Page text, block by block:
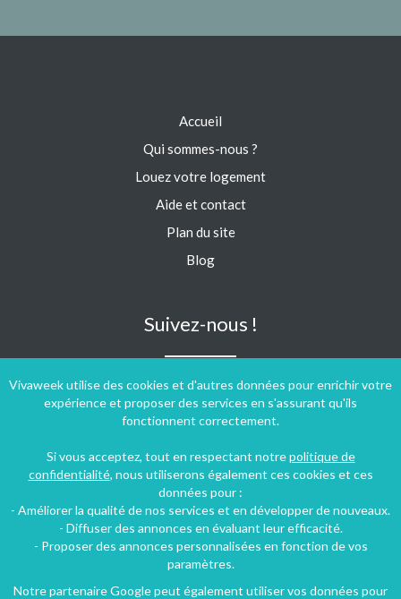
Vivaweek utilise des cookies et d'autres données pour enrichir votre
expérience et proposer des services en s'assurant qu'ils
fonctionnent correctement.
Si vous acceptez, tout en respectant notrepolitique de
confidentialité, nous utiliserons également ces cookies et ces
données pour :
- Améliorer la qualité de nos services et en développer de nouveaux.
- Diffuser des annonces en évaluant leur efficacité.
- Proposer des annonces personnalisées en fonction de vos
paramètres.
Notre partenaire Google peut également utiliser vos données pour
Accueil
Qui sommes-nous ?
Louez votre logement
Aide et contact
Plan du site
Blog
Suivez-nous !